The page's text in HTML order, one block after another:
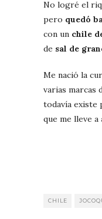
No logré el
pero quedó
con un chile
de sal de
Me nació la
varias marcas
todavía existe
que me lleve a
CHILE